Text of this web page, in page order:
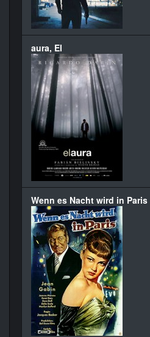
aura, El
Wenn es Nacht wird in Paris